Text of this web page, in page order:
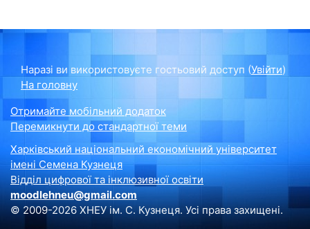
Наразі ви використовуєте гостьовий доступ (Увійти)
На головну
Отримайте мобільний додаток
Перемикнути до стандартної теми
Харківський національний економічний університет
імені Семена Кузнеця
Відділ цифрової та інклюзивної освіти
moodlehneu@gmail.com
© 2009-2026 ХНЕУ ім. С. Кузнеця. Усі права захищені.